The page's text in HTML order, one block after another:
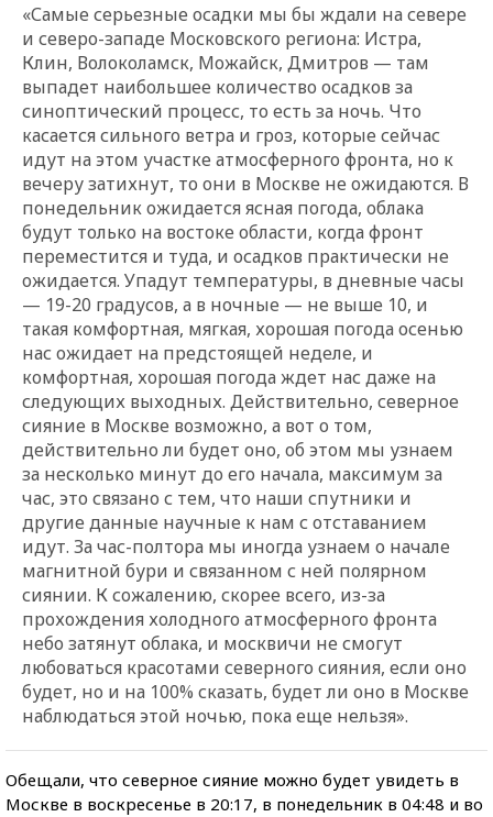
«Самые серьезные осадки мы бы ждали на севере
и северо-западе Московского региона: Истра,
Клин, Волоколамск, Можайск, Дмитров — там
выпадет наибольшее количество осадков за
синоптический процесс, то есть за ночь. Что
касается сильного ветра и гроз, которые сейчас
идут на этом участке атмосферного фронта, но к
вечеру затихнут, то они в Москве не ожидаются. В
понедельник ожидается ясная погода, облака
будут только на востоке области, когда фронт
переместится и туда, и осадков практически не
ожидается. Упадут температуры, в дневные часы
— 19-20 градусов, а в ночные — не выше 10, и
такая комфортная, мягкая, хорошая погода осенью
нас ожидает на предстоящей неделе, и
комфортная, хорошая погода ждет нас даже на
следующих выходных. Действительно, северное
сияние в Москве возможно, а вот о том,
действительно ли будет оно, об этом мы узнаем
за несколько минут до его начала, максимум за
час, это связано с тем, что наши спутники и
другие данные научные к нам с отставанием
идут. За час-полтора мы иногда узнаем о начале
магнитной бури и связанном с ней полярном
сиянии. К сожалению, скорее всего, из-за
прохождения холодного атмосферного фронта
небо затянут облака, и москвичи не смогут
любоваться красотами северного сияния, если оно
будет, но и на 100% сказать, будет ли оно в Москве
наблюдаться этой ночью, пока еще нельзя».
Обещали, что северное сияние можно будет увидеть в
Москве в воскресенье в 20:17, в понедельник в 04:48 и во